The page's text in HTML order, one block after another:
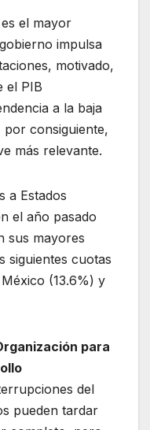
el mayor
impulsa
motivado,
el PIB
a la baja
consiguiente,
más relevante.
a Estados
el año pasado
sus mayores
siguientes cuotas
(13.6%) y
para
del
pueden tardar